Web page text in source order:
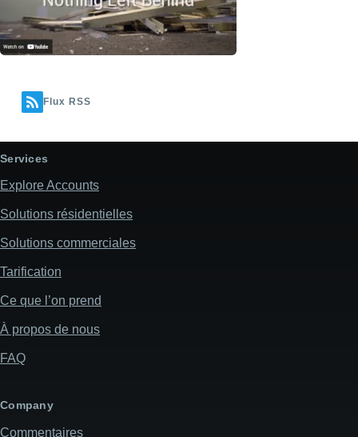
Flux RSS
Services
Explore Accounts
Solutions résidentielles
Solutions commerciales
Tarification
Ce que l’on prend
À propos de nous
FAQ
Company
Commentaires